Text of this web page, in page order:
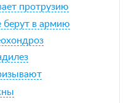
протрузию
берут в армию